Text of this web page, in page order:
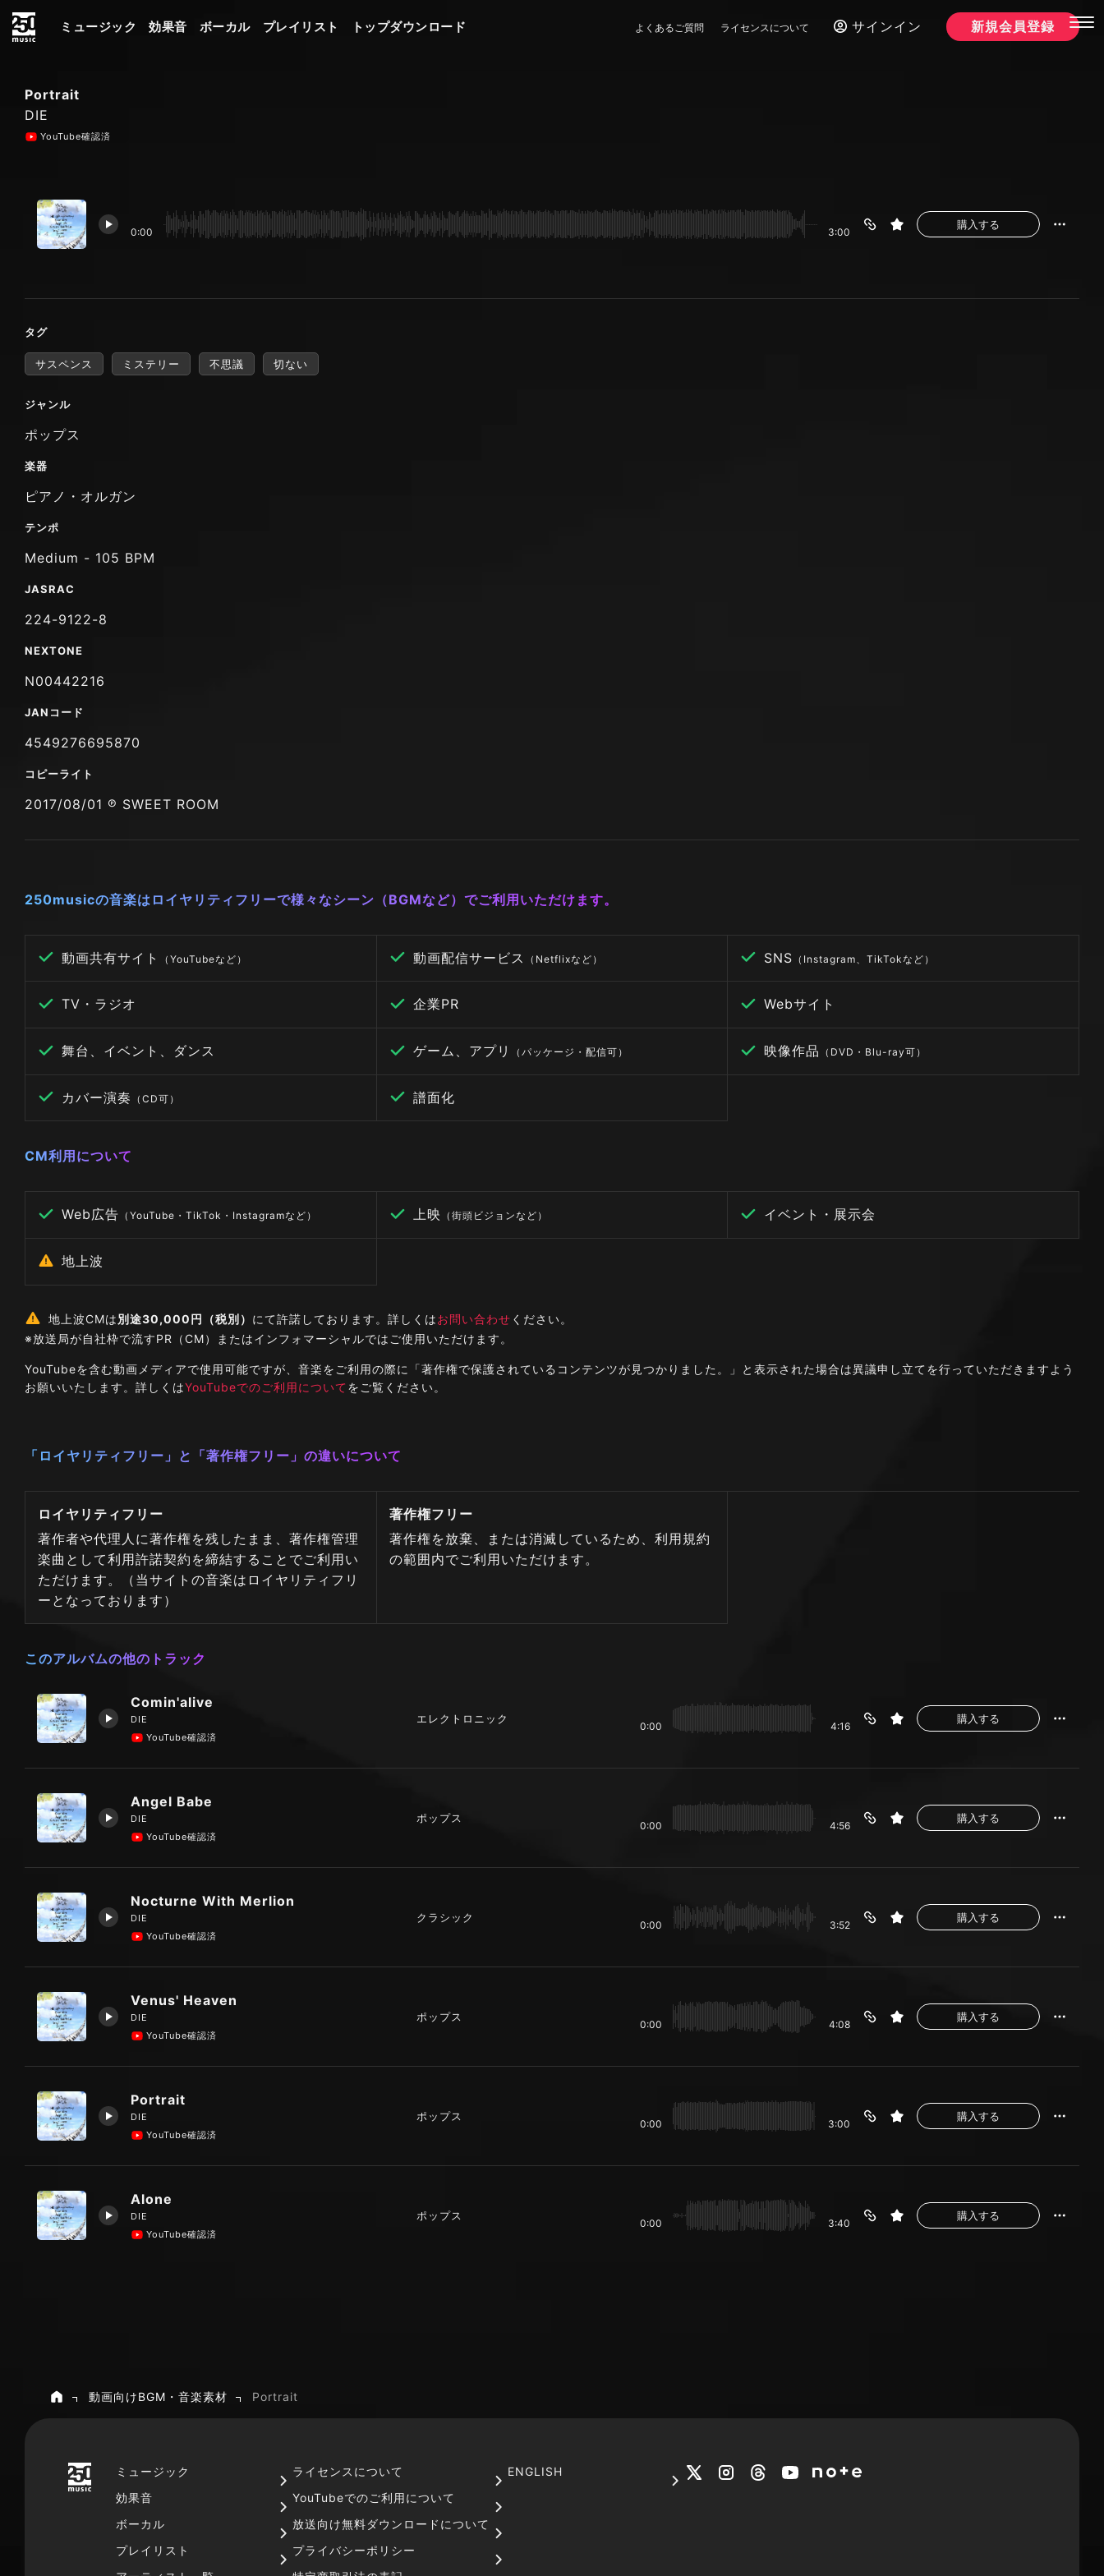
ミュージック 効果音 ボーカル プレイリスト トップダウンロード よくあるご質問 ライセンスについて サインイン 新規会員登録
Portrait
DIE
YouTube確認済
0:00 3:00
購入する
タグ
サスペンス ミステリー 不思議 切ない
ジャンル
ポップス
楽器
ピアノ・オルガン
テンポ
Medium - 105 BPM
JASRAC
224-9122-8
NEXTONE
N00442216
JANコード
4549276695870
コピーライト
2017/08/01 ℗ SWEET ROOM
250musicの音楽はロイヤリティフリーで様々なシーン（BGMなど）でご利用いただけます。
動画共有サイト （YouTubeなど） 動画配信サービス （Netflixなど） SNS （Instagram、TikTokなど）
TV・ラジオ 企業PR Webサイト
舞台、イベント、ダンス ゲーム、アプリ （パッケージ・配信可） 映像作品 （DVD・Blu-ray可）
カバー演奏 （CD可） 譜面化
CM利用について
Web広告 （YouTube・TikTok・Instagramなど） 上映 （街頭ビジョンなど） イベント・展示会
地上波
地上波CMは別途30,000円（税別） にて許諾しております。詳しくはお問い合わせ ください。
※放送局が自社枠で流すPR（CM）またはインフォマーシャルではご使用いただけます。
YouTubeを含む動画メディアで使用可能ですが、音楽をご利用の際に「著作権で保護されているコンテンツが見つかりました。」と表示された場合は異議申し立てを行っていただきますよう
お願いいたします。詳しくはYouTubeでのご利用についてをご覧ください。
「ロイヤリティフリー」と「著作権フリー」の違いについて
ロイヤリティフリー
著作者や代理人に著作権を残したまま、著作権管理
楽曲として利用許諾契約を締結することでご利用い
ただけます。（当サイトの音楽はロイヤリティフリ
ーとなっております）
著作権フリー
著作権を放棄、または消滅しているため、利用規約
の範囲内でご利用いただけます。
このアルバムの他のトラック
Comin'alive
DIE
YouTube確認済
エレクトロニック
0:00 4:16
購入する
Angel Babe
DIE
YouTube確認済
ポップス
0:00 4:56
購入する
Nocturne With Merlion
DIE
YouTube確認済
クラシック
0:00 3:52
購入する
Venus' Heaven
DIE
YouTube確認済
ポップス
0:00 4:08
購入する
Portrait
DIE
YouTube確認済
ポップス
0:00 3:00
購入する
Alone
DIE
YouTube確認済
ポップス
0:00 3:40
購入する
ホーム動画向けBGM・音楽素材 Portrait
ミュージック
効果音
ボーカル
プレイリスト
ライセンスについて
YouTubeでのご利用について
放送向け無料ダウンロードについて
プライバシーポリシー
ENGLISH